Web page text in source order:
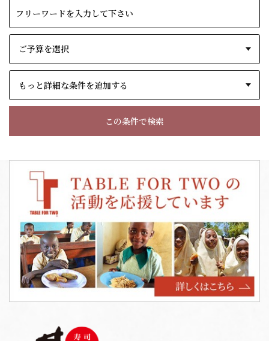
もっと詳細な条件を追加する
この条件で検索